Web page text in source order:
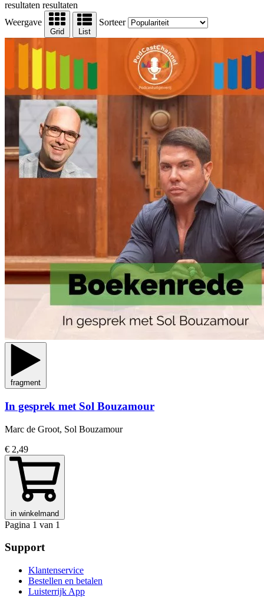
resultaten resultaten
Weergave
Grid List
Sorteer
fragment
In gesprek met Sol Bouzamour
Marc de Groot, Sol Bouzamour
€ 2,49
in winkelmand
Pagina 1 van 1
Support
Klantenservice
Bestellen en betalen
Luisterrijk App